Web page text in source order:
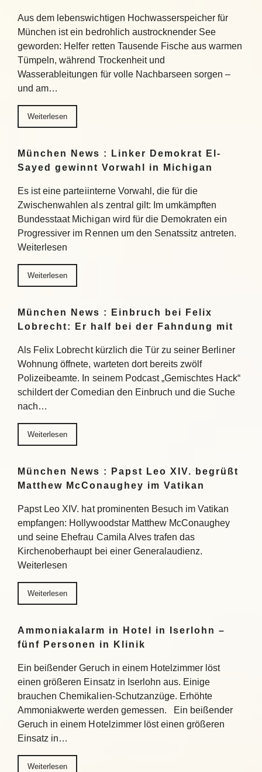
Aus dem lebenswichtigen Hochwasserspeicher für
München ist ein bedrohlich austrocknender See
geworden: Helfer retten Tausende Fische aus warmen
Tümpeln, während Trockenheit und
Wasserableitungen für volle Nachbarseen sorgen –
und am…
Weiterlesen
München News : Linker Demokrat El-
Sayed gewinnt Vorwahl in Michigan
Es ist eine parteiinterne Vorwahl, die für die
Zwischenwahlen als zentral gilt: Im umkämpften
Bundesstaat Michigan wird für die Demokraten ein
Progressiver im Rennen um den Senatssitz antreten.
Weiterlesen
Weiterlesen
München News : Einbruch bei Felix
Lobrecht: Er half bei der Fahndung mit
Als Felix Lobrecht kürzlich die Tür zu seiner Berliner
Wohnung öffnete, warteten dort bereits zwölf
Polizeibeamte. In seinem Podcast „Gemischtes Hack“
schildert der Comedian den Einbruch und die Suche
nach…
Weiterlesen
München News : Papst Leo XIV. begrüßt
Matthew McConaughey im Vatikan
Papst Leo XIV. hat prominenten Besuch im Vatikan
empfangen: Hollywoodstar Matthew McConaughey
und seine Ehefrau Camila Alves trafen das
Kirchenoberhaupt bei einer Generalaudienz.
Weiterlesen
Weiterlesen
Ammoniakalarm in Hotel in Iserlohn –
fünf Personen in Klinik
Ein beißender Geruch in einem Hotelzimmer löst
einen größeren Einsatz in Iserlohn aus. Einige
brauchen Chemikalien-Schutzanzüge. Erhöhte
Ammoniakwerte werden gemessen. Ein beißender
Geruch in einem Hotelzimmer löst einen größeren
Einsatz in…
Weiterlesen